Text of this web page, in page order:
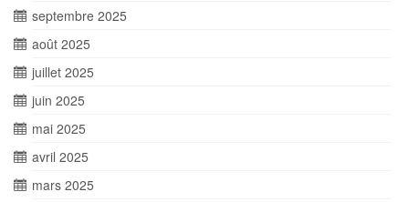
septembre 2025
août 2025
juillet 2025
juin 2025
mai 2025
avril 2025
mars 2025